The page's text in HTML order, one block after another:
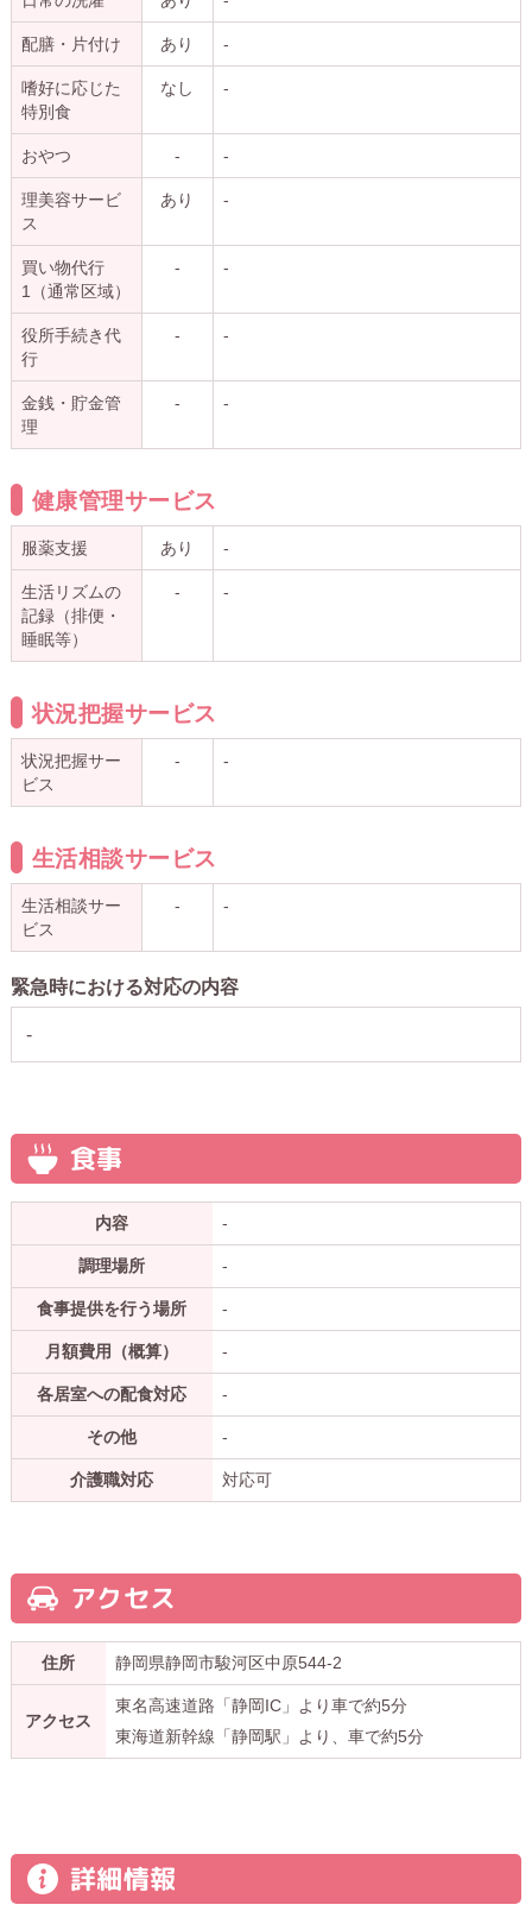
配膳・片付け あり -
嗜好に応じた
特別食
なし -
おやつ - -
理美容サービ
ス
あり -
買い物代行
1（通常区域）
- -
役所手続き代
行
- -
金銭・貯金管
理
- -
健康管理サービス
服薬支援 あり -
生活リズムの
記録（排便・
睡眠等）
- -
状況把握サービス
状況把握サー
ビス
- -
生活相談サービス
生活相談サー
ビス
- -
緊急時における対応の内容
-
食事
内容 -
調理場所 -
食事提供を行う場所 -
月額費用（概算） -
各居室への配食対応 -
その他 -
介護職対応 対応可
アクセス
住所 静岡県静岡市駿河区中原544-2
アクセス
東名高速道路「静岡IC」より車で約5分
東海道新幹線「静岡駅」より、車で約5分
詳細情報